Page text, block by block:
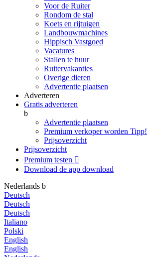
Voor de Ruiter
Rondom de stal
Koets en rijtuigen
Landbouwmachines
Hippisch Vastgoed
Vacatures
Stallen te huur
Ruitervakanties
Overige dieren
Advertentie plaatsen
Adverteren
Gratis adverteren
b
Advertentie plaatsen
Premium verkoper worden Tipp!
Prijsoverzicht
Prijsoverzicht
Premium testen 
Download de app download
Nederlands b
Deutsch
Deutsch
Deutsch
Italiano
Polski
English
English